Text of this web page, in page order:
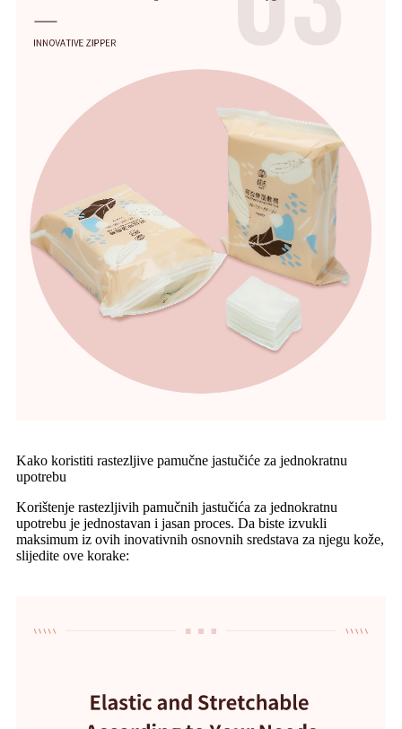
Kako koristiti rastezljive pamučne jastučiće za jednokratnu
upotrebu
Korištenje rastezljivih pamučnih jastučića za jednokratnu
upotrebu je jednostavan i jasan proces. Da biste izvukli
maksimum iz ovih inovativnih osnovnih sredstava za njegu kože,
slijedite ove korake: